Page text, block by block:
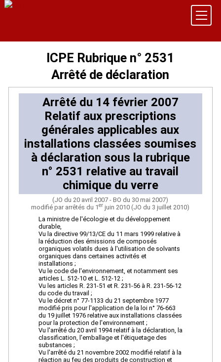
ICPE Rubrique n° 2531
Arrêté de déclaration
Arrêté du 14 février 2007
Relatif aux prescriptions
générales applicables aux
installations classées soumises
à déclaration sous la rubrique
n° 2531 relative au travail
chimique du verre
(JO du 20 avril 2007 - BO du 30 mai 2007)
modifié par arrêtés du 1er juin 2010 (JO du 3 juillet 2010)
La ministre de l'écologie et du développement
durable,
Vu la directive 99/13/CE du 11 mars 1999 relative à
la réduction des émissions de composés
organiques volatils dues à l'utilisation de solvants
organiques dans certaines activités et
installations ;
Vu le code de l'environnement, et notamment ses
articles L. 512-10 et L. 512-12 ;
Vu les articles R. 231-51 et R. 231-56 à R. 231-56-12
du code du travail ;
Vu le décret n° 77-1133 du 21 septembre 1977
modifié pris pour l'application de la loi n° 76-663
du 19 juillet 1976 relative aux installations classées
pour la protection de l'environnement ;
Vu l'arrêté du 20 avril 1994 relatif à la déclaration, la
classification, l'emballage et l'étiquetage des
substances ;
Vu l'arrêté du 21 novembre 2002 modifié relatif à la
réaction au feu des produits de construction et